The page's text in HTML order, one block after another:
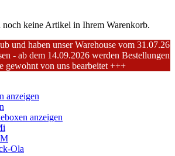
noch keine Artikel in Ihrem Warenkorb.
und haben unser Warehouse vom 31.07.26
- ab dem 14.09.2026 werden Bestellungen
gewohnt von uns bearbeitet +++
anzeigen
anzeigen
Ola